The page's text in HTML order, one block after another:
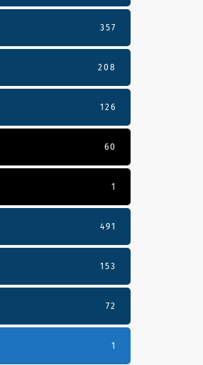
357
208
126
60
1
491
153
72
1